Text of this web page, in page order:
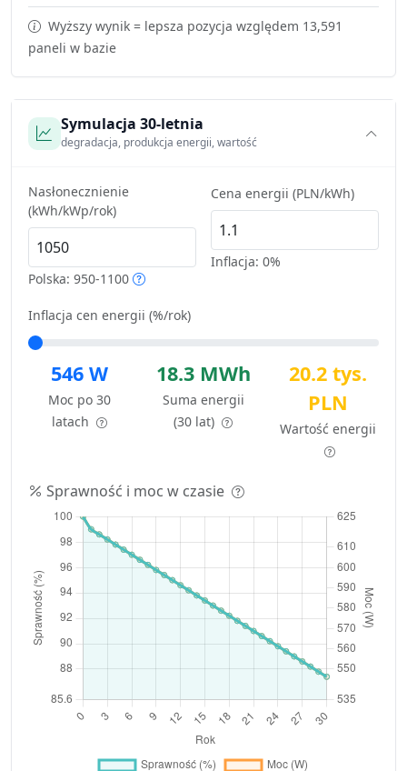
Wyższy wynik = lepsza pozycja względem 13,591
paneli w bazie
Symulacja 30-letnia
degradacja, produkcja energii, wartość
Nasłonecznienie
(kWh/kWp/rok)
Polska: 950-1100
Cena energii (PLN/kWh)
Inflacja: 0%
Inflacja cen energii (%/rok)
546 W
Moc po 30
latach
18.3 MWh
Suma energii
(30 lat)
20.2 tys.
PLN
Wartość energii
Sprawność i moc w czasie